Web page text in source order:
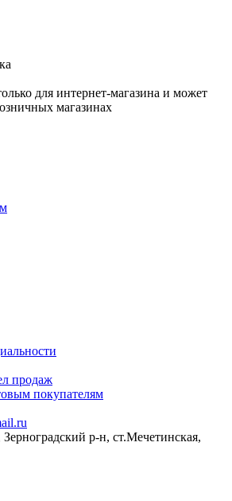
для интернет-магазина и может
магазинах
продаж
покупателям
Зерноградский р-н, ст.Мечетинская,